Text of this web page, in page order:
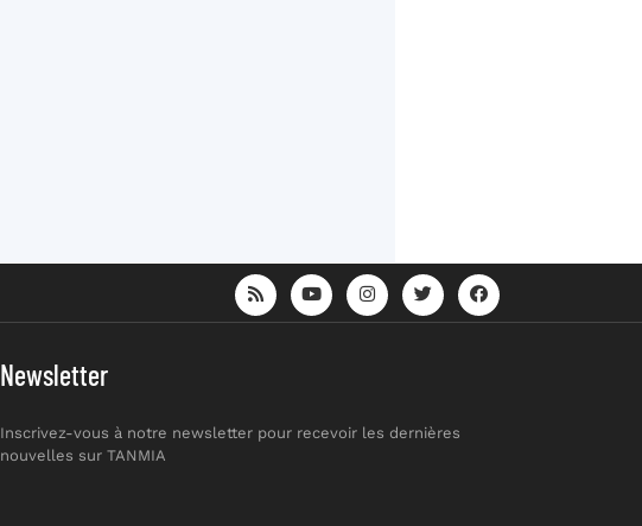
Newsletter
Inscrivez-vous à notre newsletter pour recevoir les dernières
nouvelles sur TANMIA